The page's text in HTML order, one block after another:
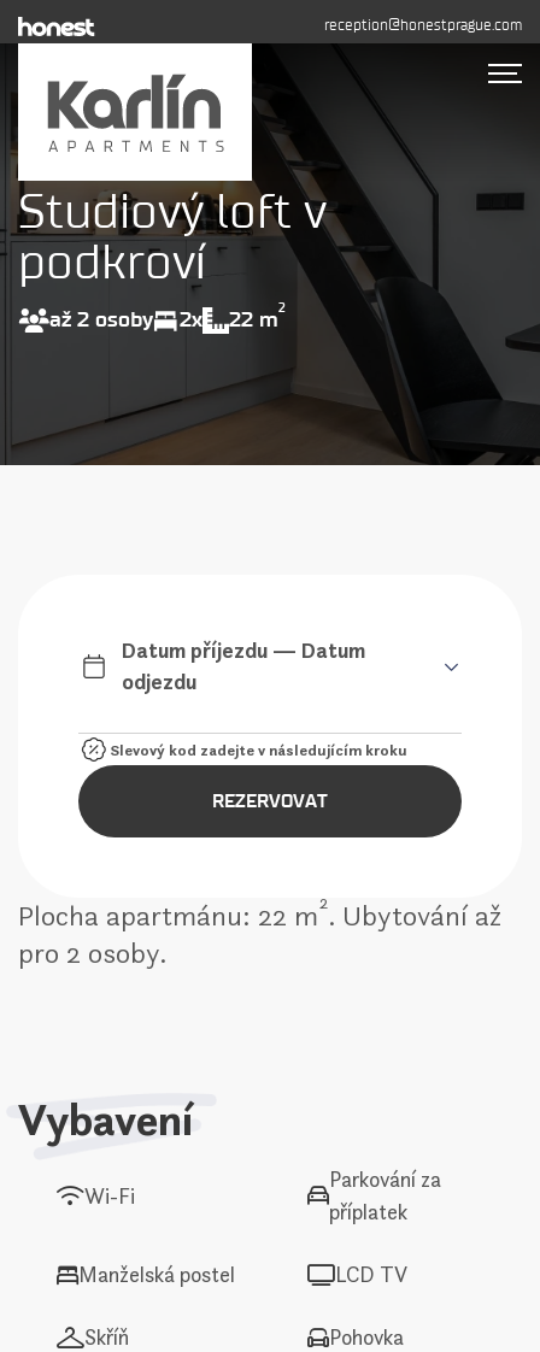
reception@honestprague.com
Ubytování
Fotogalerie
Dlouhodobý pronájem
Kontakty
+420 608 544 155
Studiový loft v
podkroví
až 2 osoby 2x 22 m
2
Plocha apartmánu: 22 m2. Ubytování až
pro 2 osoby.
Vybavení
Wi-Fi
Parkování za
příplatek
Manželská postel LCD TV
Skříň Pohovka
Datum příjezdu — Datum
odjezdu
REZERVOVAT